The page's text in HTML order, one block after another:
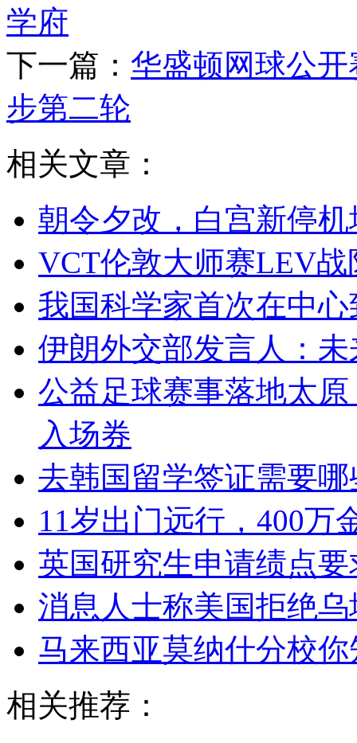
学府
下一篇： 华盛顿网球公
步第二轮
相关文章：
朝令夕改，白宫新停
VCT伦敦大师赛LEV
我国科学家首次在中
伊朗外交部发言人：
公益足球赛事落地太
入场券
去韩国留学签证需要
11岁出门远行，400万
英国研究生申请绩点
消息人士称美国拒绝
马来西亚莫纳什分校
相关推荐：